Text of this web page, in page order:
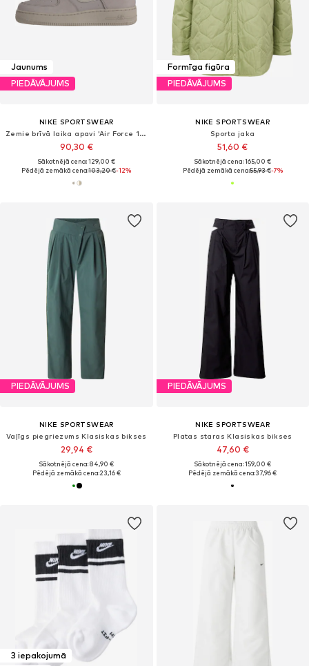
Jaunums
PIEDĀVĀJUMS
NIKE SPORTSWEAR
Zemie brīvā laika apavi 'Air Force 1 Retro Premium'
90,30 €
Sākotnējā cena: 129,00 €
Pēdējā zemākā cena:103,20 €-12%
Formīga figūra
PIEDĀVĀJUMS
NIKE SPORTSWEAR
Sporta jaka
51,60 €
Sākotnējā cena: 165,00 €
Pēdējā zemākā cena:55,93 €-7%
PIEDĀVĀJUMS
NIKE SPORTSWEAR
Vaļīgs piegriezums Klasiskas bikses
29,94 €
Sākotnējā cena: 84,90 €
Pēdējā zemākā cena:23,16 €
PIEDĀVĀJUMS
NIKE SPORTSWEAR
Platas staras Klasiskas bikses
47,60 €
Sākotnējā cena: 159,00 €
Pēdējā zemākā cena:37,96 €
3 iepakojumā